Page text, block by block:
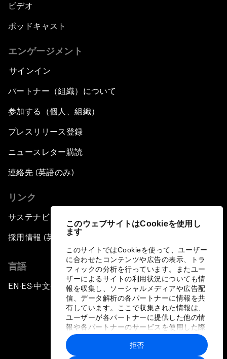
このウェブサイトはCookieを使用し
ます
このサイトではCookieを使って、ユーザー
に合わせたコンテンツや広告の表示、トラ
フィックの分析を行っています。またユー
ザーによるサイトの利用状況についても情
報を収集し、ソーシャルメディアや広告配
信、データ解析の各パートナーに情報を共
有しています。ここで収集された情報は、
ユーザーが各パートナーに提供した他の情
報や各パートナーのサービスを使用した際
に収集された情報と組み合わされ、各パー
トナーによって使用されることがありま
す。
拒否
ビデオ
ポッドキャスト
エンゲージメント
サインイン
パートナー（組織）について
参加する（個人、組織）
プレスリリース登録
ニュースレター購読
連絡先 (英語のみ)
リンク
サステナビリティへの取り組み
採用情報 (英語のみ)
言語
EN ▪ES▪中文▪ 日本語
プライバシーポリシーと利用規約